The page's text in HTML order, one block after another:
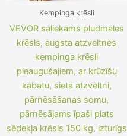
Kempinga krēsli
VEVOR saliekams pludmales
krēsls, augsta atzveltnes
kempinga krēsli
pieaugušajiem, ar krūzīšu
kabatu, sieta atzveltni,
pārnēsāšanas somu,
pārnēsājams īpaši plats
sēdekļa krēsls 150 kg, izturīgs